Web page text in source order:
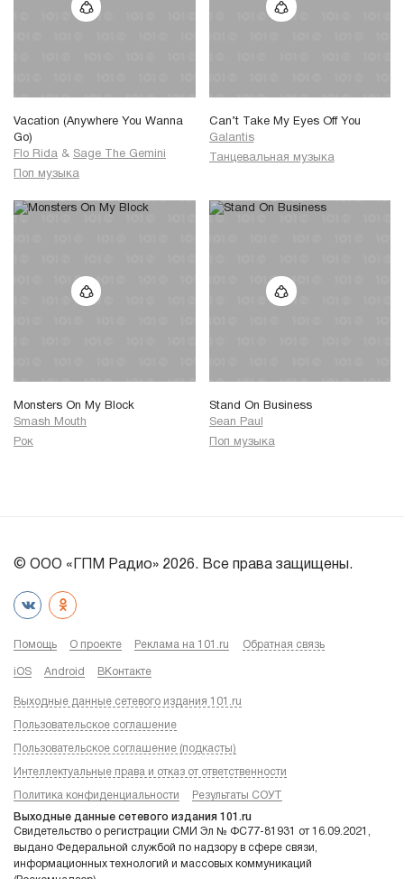
Vacation (Anywhere You Wanna
Go)
Flo Rida & Sage The Gemini
Поп музыка
Can’t Take My Eyes Off You
Galantis
Танцевальная музыка
Monsters On My Block
Smash Mouth
Рок
Stand On Business
Sean Paul
Поп музыка
© ООО «ГПМ Радио» 2026. Все права защищены.
Помощь О проекте Реклама на 101.ru Обратная связь
iOS Android ВКонтакте
Выходные данные сетевого издания 101.ru
Пользовательское соглашение
Пользовательское соглашение (подкасты)
Интеллектуальные права и отказ от ответственности
Политика конфиденциальности Результаты СОУТ
Выходные данные сетевого издания 101.ru
Свидетельство о регистрации СМИ Эл № ФС77-81931 от 16.09.2021,
выдано Федеральной службой по надзору в сфере связи,
информационных технологий и массовых коммуникаций